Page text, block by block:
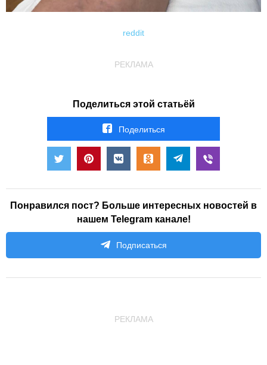
reddit
РЕКЛАМА
Поделиться этой статьёй
Поделиться
Понравился пост? Больше интересных новостей в
нашем Telegram канале!
Подписаться
РЕКЛАМА